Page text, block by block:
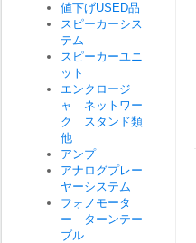
値下げUSED品
スピーカーシス
テム
スピーカーユニ
ット
エンクロージ
ャ ネットワー
ク スタンド類
他
アンプ
アナログプレー
ヤーシステム
フォノモータ
ー ターンテー
ブル